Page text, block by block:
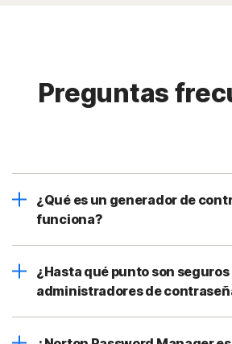
Preguntas
¿Qué es un generador de
funciona?
¿Hasta qué punto son seguros
administradores de